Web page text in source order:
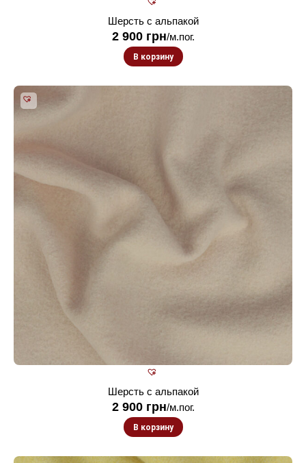
Шерсть с альпакой
2 900 грн/м.пог.
В корзину
Шерсть с альпакой
2 900 грн/м.пог.
В корзину